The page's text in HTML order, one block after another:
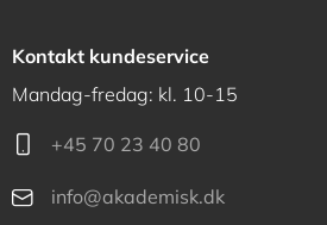
Kontakt kundeservice
Mandag-fredag: kl. 10-15
+45 70 23 40 80
info@akademisk.dk